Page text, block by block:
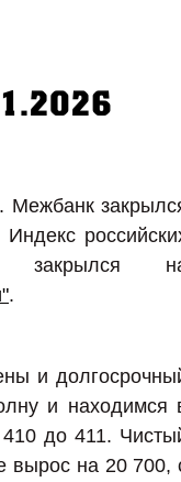
Межбанк
закрылся
.
и
и находимся
до 411.
вырос на 20 700,